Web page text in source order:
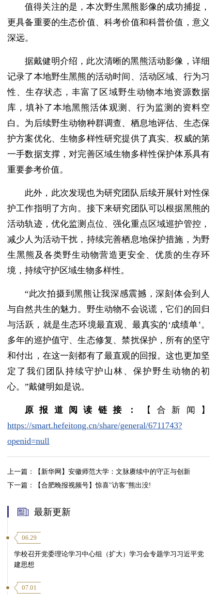
值得关注的是，本次野生黑熊影像的成功捕捉，
更具备重要的生态价值、科考价值和科普价值，意义
深远。
据戴健明介绍，此次清晰的黑熊活动影像，详细
记录了本地野生黑熊的活动时间、活动区域、行为习
性、生存状态，丰富了区域野生动物本地资源数据
库，填补了本地黑熊活体观测、行为监测的资料空
白。为后续野生动物种群调查、栖息地评估、生态保
护方案优化、生物多样性研究提供了真实、权威的第
一手数据支撑，对完善区域生物多样性保护体系具有
重要参考价值。
此外，此次发现也为研究团队后续开展针对性保
护工作指明了方向。接下来研究团队可以根据黑熊的
活动轨迹，优化监测点位、强化重点区域巡护管控，
减少人为活动干扰，持续完善栖息地保护措施，为野
生黑熊及各类野生动物营造更安全、优质的生存环
境，持续守护区域生物多样性。
“此次拍摄到黑熊让我深感震撼，深刻体会到人
与自然共生的魅力。野生动物不会说谎，它们的回归
与活跃，就是生态环境最直观、最真实的‘成绩单’。
多年的巡护值守、生态修复、禁扰保护，所有的坚守
和付出，在这一刻都有了最直观的回报。这也更加坚
定了我们团队持续守护山林、保护野生动物的初
心。”戴健明如是说。
原报道阅读链接：
【合新闻】
https://smart.hefeitong.cn/share/general/6711743?
openid=null
上一篇：
【新华网】安徽师范大学：文脉赓续中的守正与创新
下一篇：
【合肥晚报视频号】惊喜"访客”熊出没!
最新更新
06.29
学校召开党委理论学习中心组（扩大）学习会专题学习习近平党
建思想
07.01